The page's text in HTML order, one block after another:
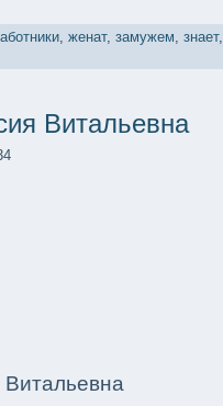
, женат, замужем, знает,
Витальевна
Витальевна